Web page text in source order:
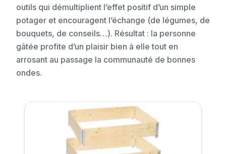
outils qui démultiplient l’effet positif d’un simple
potager et encouragent l’échange (de légumes, de
bouquets, de conseils…). Résultat : la personne
gâtée profite d’un plaisir bien à elle tout en
arrosant au passage la communauté de bonnes
ondes.